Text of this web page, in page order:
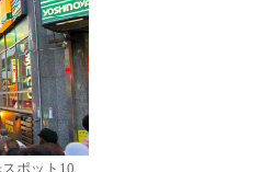
ポット10